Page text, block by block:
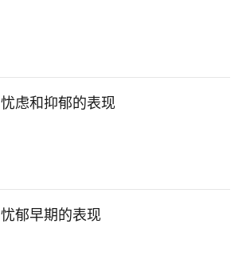
忧虑和抑郁的表现
忧郁早期的表现